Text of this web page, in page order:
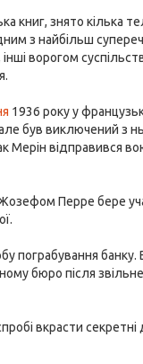
книг, знято кілька
з найбільш
ворогом
1936 року у
був виключений з
Мерін відправився
Перре бере
пограбування банку.
бюро після
вкрасти секретні